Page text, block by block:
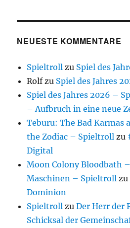
NEUESTE KOMMENTARE
Spieltroll zu Spiel des
Rolfzu Spiel des Jahres
Spiel des Jahres 2026 –
– Aufbruch in eine neue
Teburu: The Bad Karmas
the Zodiac – Spieltroll zu
Digital
Moon Colony Bloodbath
Maschinen – Spieltroll zu
Dominion
Spieltroll zuDer Herr der
Schicksal der